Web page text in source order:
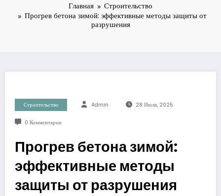
Главная
Строительство
Прогрев бетона зимой: эффективные методы защиты от
разрушения
Строительство Admin 28 Июля, 2025
0 Комментарии
Прогрев бетона зимой:
эффективные методы
защиты от разрушения